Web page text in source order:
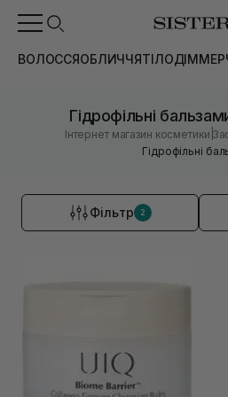
ВОЛОССЯОБЛИЧЧЯТІЛОДІМ
Гідрофільні
Інтернет магазин косметики
Гідрофільні
Фільтр 2